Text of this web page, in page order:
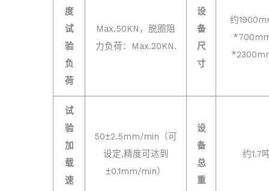
度
试
验
负
荷
Max.50KN，脱圈阻
力负荷：Max.20KN.
设
备
尺
寸
约
试
验
加
载
速
50±2.5mm/min（可
设定,精度可达到
±0.1mm/min）
设
备
总
重
约1.7